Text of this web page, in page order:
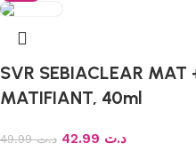
SVR SEBIACLEAR MAT
MATIFIANT, 40ml
د.ت49.99 د.ت